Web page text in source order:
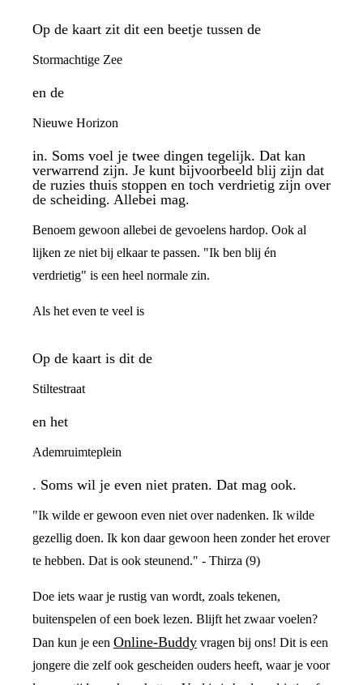
Op de kaart zit dit een beetje tussen de
Stormachtige Zee
en de
Nieuwe Horizon
in. Soms voel je twee dingen tegelijk. Dat kan
verwarrend zijn. Je kunt bijvoorbeeld blij zijn dat
de ruzies thuis stoppen en toch verdrietig zijn over
de scheiding. Allebei mag.
Benoem gewoon allebei de gevoelens hardop. Ook al
lijken ze niet bij elkaar te passen. "Ik ben blij én
verdrietig" is een heel normale zin.
Als het even te veel is
Op de kaart is dit de
Stiltestraat
en het
Ademruimteplein
. Soms wil je even niet praten. Dat mag ook.
"Ik wilde er gewoon even niet over nadenken. Ik wilde
gezellig doen. Ik kon daar gewoon heen zonder het erover
te hebben. Dat is ook steunend." - Thirza (9)
Doe iets waar je rustig van wordt, zoals tekenen,
buitenspelen of een boek lezen. Blijft het zwaar voelen?
Dan kun je een Online-Buddy vragen bij ons! Dit is een
jongere die zelf ook gescheiden ouders heeft, waar je voor